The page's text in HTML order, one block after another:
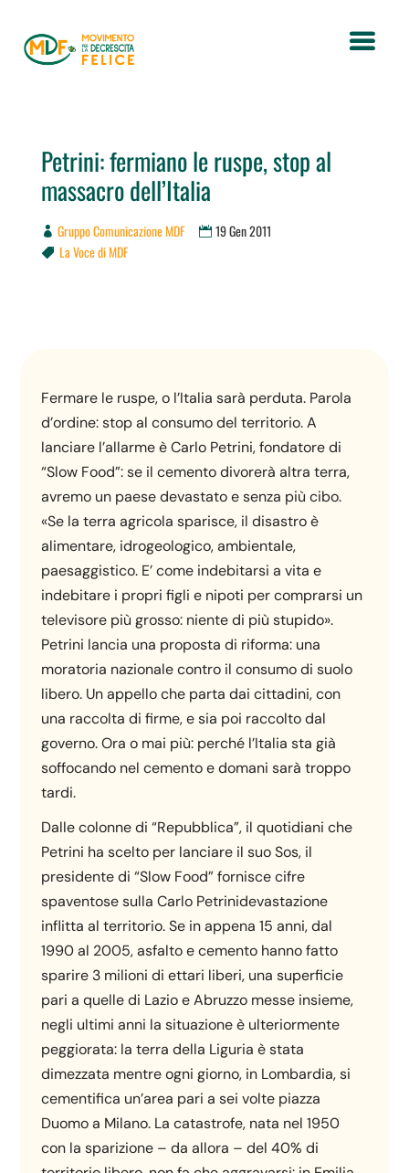
Petrini: fermiano le ruspe, stop al
massacro dell’Italia
Gruppo Comunicazione MDF 19 Gen 2011
 La Voce di MDF
Fermare le ruspe, o l’Italia sarà perduta. Parola
d’ordine: stop al consumo del territorio. A
lanciare l’allarme è Carlo Petrini, fondatore di
“Slow Food”: se il cemento divorerà altra terra,
avremo un paese devastato e senza più cibo.
«Se la terra agricola sparisce, il disastro è
alimentare, idrogeologico, ambientale,
paesaggistico. E’ come indebitarsi a vita e
indebitare i propri figli e nipoti per comprarsi un
televisore più grosso: niente di più stupido».
Petrini lancia una proposta di riforma: una
moratoria nazionale contro il consumo di suolo
libero. Un appello che parta dai cittadini, con
una raccolta di firme, e sia poi raccolto dal
governo. Ora o mai più: perché l’Italia sta già
soffocando nel cemento e domani sarà troppo
tardi.
Dalle colonne di “Repubblica”, il quotidiani che
Petrini ha scelto per lanciare il suo Sos, il
presidente di “Slow Food” fornisce cifre
spaventose sulla Carlo Petrinidevastazione
inflitta al territorio. Se in appena 15 anni, dal
1990 al 2005, asfalto e cemento hanno fatto
sparire 3 milioni di ettari liberi, una superficie
pari a quelle di Lazio e Abruzzo messe insieme,
negli ultimi anni la situazione è ulteriormente
peggiorata: la terra della Liguria è stata
dimezzata mentre ogni giorno, in Lombardia, si
cementifica un’area pari a sei volte piazza
Duomo a Milano. La catastrofe, nata nel 1950
con la sparizione – da allora – del 40% di